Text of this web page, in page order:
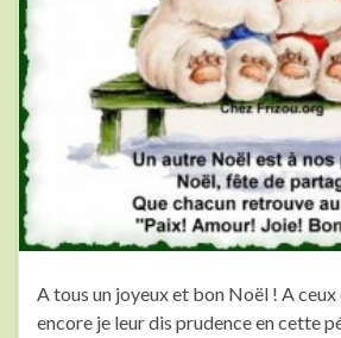
A tous un joyeux et bon Noël ! A
encore je leur dis prudence en cette